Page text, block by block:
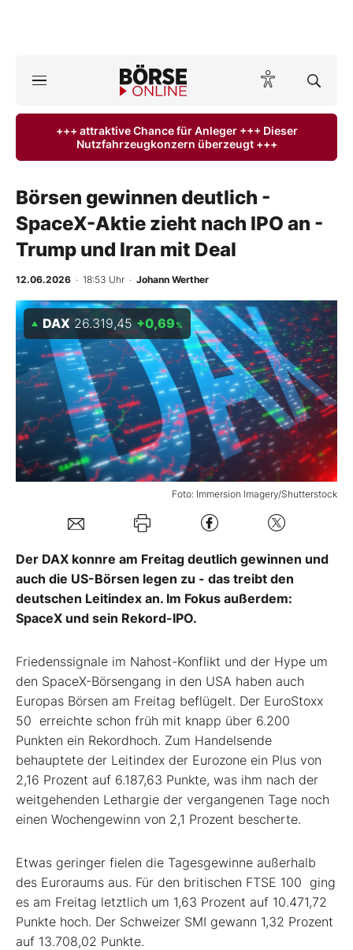
ktuelle Ausgabe BÖRSE ONLINE lesen
Anlageprodukte
Finanz-Check
Abo & Shop
BO-Musterdepots
Experten
Mein B:O
Mein Konto
+++ attraktive Chance für Anleger +++ Dieser
Nutzfahrzeugkonzern überzeugt +++
Börsen gewinnen deutlich -
SpaceX-Aktie zieht nach IPO an -
Trump und Iran mit Deal
12.06.2026 · 18:53 Uhr · Johann Werther
Foto: Immersion Imagery/Shutterstock
DAX 26.319,45 +0,69 %
Der DAX konnre am Freitag deutlich gewinnen und
auch die US-Börsen legen zu - das treibt den
deutschen Leitindex an. Im Fokus außerdem:
SpaceX und sein Rekord-IPO.
Friedenssignale im Nahost-Konflikt und der Hype um
den SpaceX-Börsengang in den USA haben auch
Europas Börsen am Freitag beflügelt. Der EuroStoxx
50 erreichte schon früh mit knapp über 6.200
Punkten ein Rekordhoch. Zum Handelsende
behauptete der Leitindex der Eurozone ein Plus von
2,16 Prozent auf 6.187,63 Punkte, was ihm nach der
weitgehenden Lethargie der vergangenen Tage noch
einen Wochengewinn von 2,1 Prozent bescherte.
Etwas geringer fielen die Tagesgewinne außerhalb
des Euroraums aus. Für den britischen FTSE 100 ging
es am Freitag letztlich um 1,63 Prozent auf 10.471,72
Punkte hoch. Der Schweizer SMI gewann 1,32 Prozent
auf 13.708,02 Punkte.